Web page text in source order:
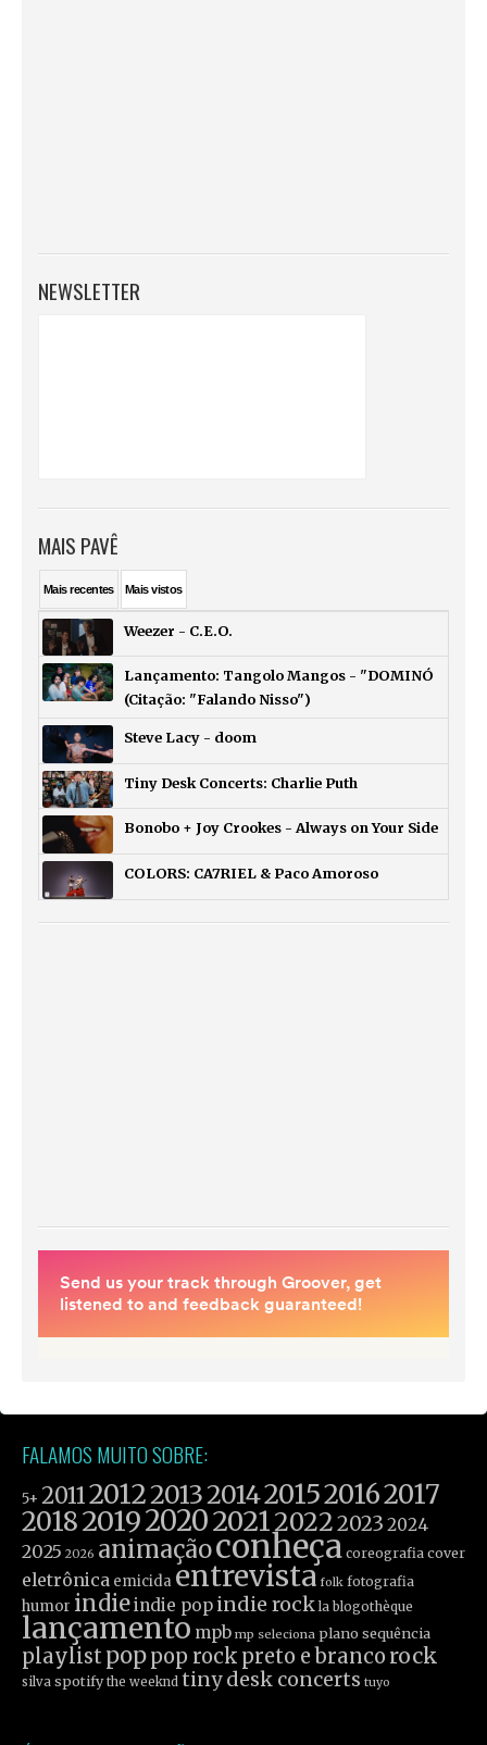
NEWSLETTER
MAIS PAVÊ
Maisrecentes Maisvistos
Weezer - C.E.O.
Lançamento: Tangolo Mangos - "DOMINÓ
(Citação: "Falando Nisso")
Steve Lacy - doom
Tiny Desk Concerts: Charlie Puth
Bonobo + Joy Crookes - Always on Your Side
COLORS: CA7RIEL & Paco Amoroso
FALAMOS MUITO SOBRE:
5+ 2011201220132014201520162017
201820192020202120222023 2024
2025 2026 animaçãoconheça coreografia cover
eletrônica emicida entrevista folk fotografia
humor indieindie pop indie rock la blogothèque
lançamento mpb mp seleciona plano sequência
playlist poppop rock preto e branco rock
silva spotify the weeknd tiny desk concerts tuyo